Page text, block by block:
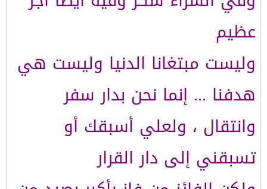
عظيم
وليست مبتغانا الدنيا وليست هي
هدفنا ... إنما نحن بدار سفر
وانتقال ، ولعلي أسبقك أو
تسبقني إلى دار القرار